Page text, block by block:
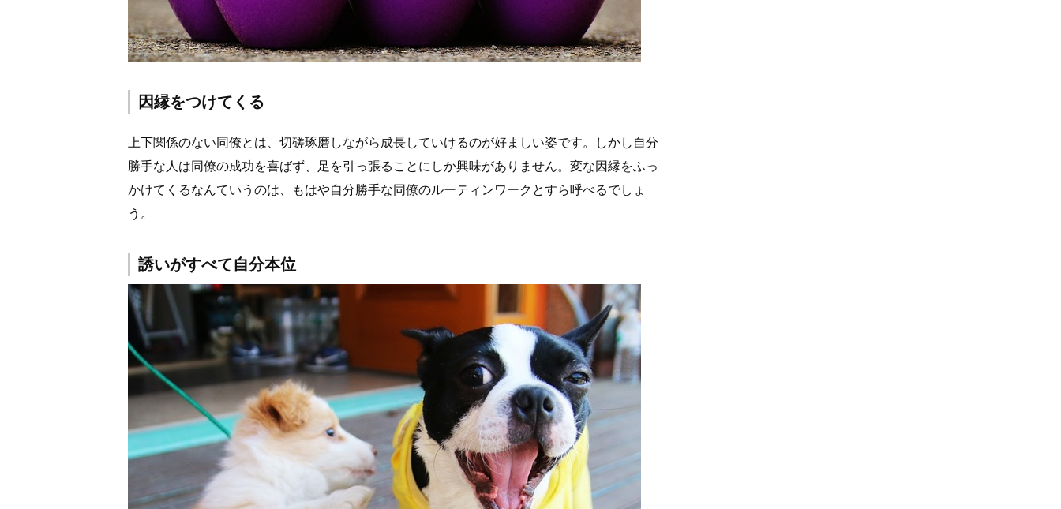
因縁をつけてくる
上下関係のない同僚とは、切磋琢磨しながら成長していけるのが好ましい姿です。しかし自分
勝手な人は同僚の成功を喜ばず、足を引っ張ることにしか興味がありません。変な因縁をふっ
かけてくるなんていうのは、もはや自分勝手な同僚のルーティンワークとすら呼べるでしょ
う。
誘いがすべて自分本位